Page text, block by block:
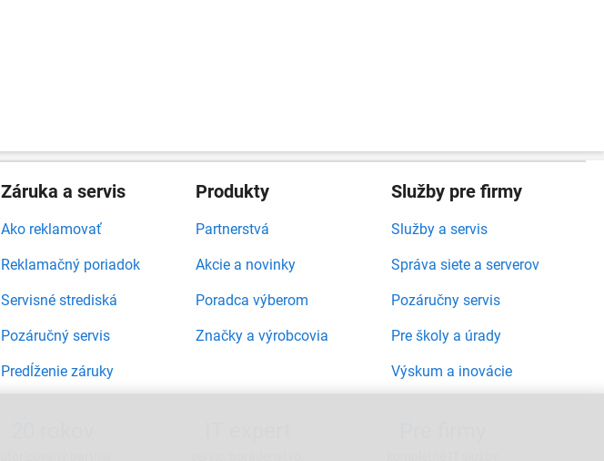
Záruka a servis
Ako reklamovať
Reklamačný poriadok
Servisné strediská
Pozáručný servis
Predĺženie záruky
Produkty
Partnerstvá
Akcie a novinky
Poradca výberom
Značky a výrobcovia
Služby pre firmy
Služby a servis
Správa siete a serverov
Pozáručny servis
Pre školy a úrady
Výskum a inovácie